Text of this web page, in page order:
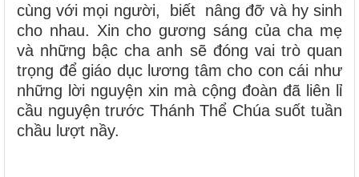
cùng với mọi người, biết nâng đỡ và hy sinh
cho nhau. Xin cho gương sáng của cha mẹ
và những bậc cha anh sẽ đóng vai trò quan
trọng để giáo dục lương tâm cho con cái như
những lời nguyện xin mà cộng đoàn đã liên lỉ
cầu nguyện trước Thánh Thể Chúa suốt tuần
chầu lượt nầy.